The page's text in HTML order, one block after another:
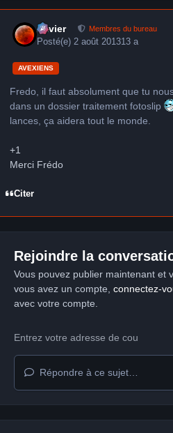
Xavier Membres du bureau
Posté(e) 2 août 201313 a
AVEXIENS
Fredo, il faut absolument que tu
dans un dossier traitement fotoslip
lances, ça aidera tout le monde.
+1
Merci Frédo
Citer
Rejoindre la
Vous pouvez publier maintenant et
vous avez un compte, connectez-
avec votre compte.
Répondre à ce sujet…